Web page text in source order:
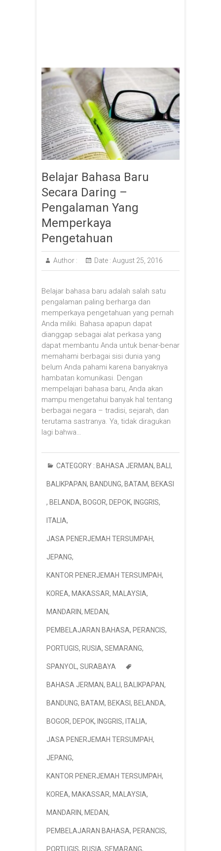
Belajar Bahasa Baru
Secara Daring –
Pengalaman Yang
Memperkaya
Pengetahuan
Author : Date : August 25, 2016
Belajar bahasa baru adalah salah satu
pengalaman paling berharga dan
memperkaya pengetahuan yang pernah
Anda miliki. Bahasa apapun dapat
dianggap sebagai alat perkasa yang
dapat membantu Anda untuk benar-benar
memahami berbagai sisi dunia yang
belum Anda pahami karena banyaknya
hambatan komunikasi. Dengan
mempelajari bahasa baru, Anda akan
mampu mengetahui banyak hal tentang
berbagai negara – tradisi, sejarah, dan
terutama sastranya. Ya, tidak diragukan
lagi bahwa…
CATEGORY : BAHASA JERMAN, BALI ,
BALIKPAPAN, BANDUNG, BATAM, BEKASI
, BELANDA, BOGOR, DEPOK, INGGRIS,
ITALIA,
JASA PENERJEMAH TERSUMPAH,
JEPANG,
KANTOR PENERJEMAH TERSUMPAH,
KOREA, MAKASSAR, MALAYSIA,
MANDARIN, MEDAN,
PEMBELAJARAN BAHASA, PERANCIS,
PORTUGIS, RUSIA, SEMARANG,
SPANYOL , SURABAYA
BAHASA JERMAN, BALI , BALIKPAPAN,
BANDUNG, BATAM, BEKASI , BELANDA,
BOGOR, DEPOK, INGGRIS, ITALIA,
JASA PENERJEMAH TERSUMPAH,
JEPANG,
KANTOR PENERJEMAH TERSUMPAH,
KOREA, MAKASSAR, MALAYSIA,
MANDARIN, MEDAN,
PEMBELAJARAN BAHASA, PERANCIS,
PORTUGIS, RUSIA, SEMARANG,